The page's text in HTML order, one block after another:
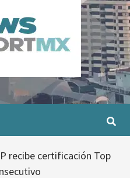
recibe certificación Top